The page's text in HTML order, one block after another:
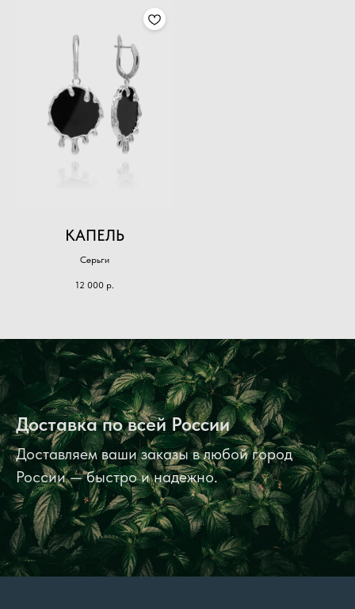
КАПЕЛЬ
Серьги
12 000 р.
Доставка по всей России
Доставляем ваши заказы в любой город
России — быстро и надежно.